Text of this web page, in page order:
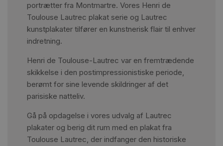
portrætter fra Montmartre. Vores Henri de
Toulouse Lautrec plakat serie og Lautrec
kunstplakater tilfører en kunstnerisk flair til enhver
indretning.
Henri de Toulouse-Lautrec var en fremtrædende
skikkelse i den postimpressionistiske periode,
berømt for sine levende skildringer af det
parisiske natteliv.
Gå på opdagelse i vores udvalg af Lautrec
plakater og berig dit rum med en plakat fra
Toulouse Lautrec, der indfanger den historiske